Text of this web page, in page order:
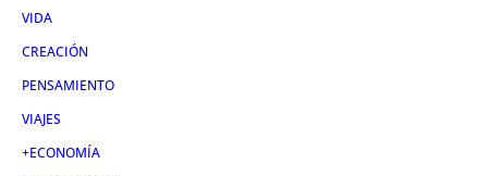
VIDA
CREACIÓN
PENSAMIENTO
VIAJES
+ECONOMÍA